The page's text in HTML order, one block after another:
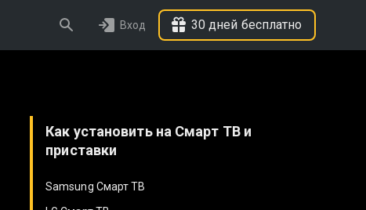
Вход 30 дней бесплатно
Как установить на Смарт ТВ и
приставки
Samsung Смарт ТВ